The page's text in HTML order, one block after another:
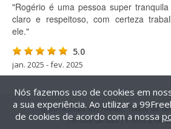
"Rogério é uma pessoa super
claro e respeitoso, com certeza
ele."
5.0
jan. 2025 - fev. 2025
@2014-2026 99Freelas. Todos os
Termos de uso| Política de
Nós fazemos uso de cookies em
a sua experiência. Ao utilizar a
de cookies de acordo com a nossa